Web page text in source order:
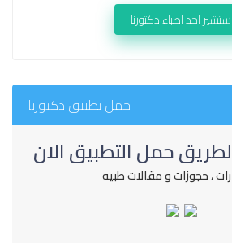
استشير احد اطباء دكتورنا
حمل تطبيق دكتورنا
حمل التطبيق الان
، حجوزات و مقالات طبيه